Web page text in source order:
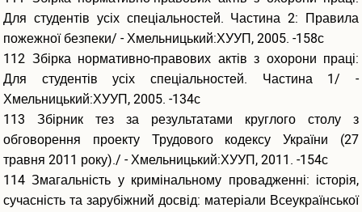
Для студентів усіх спеціальностей. Частина 2: Правила
пожежної безпеки/ - Хмельницький:ХУУП, 2005. -158с
112 Збірка нормативно-правових актів з охорони праці:
Для студентів усіх спеціальностей. Частина 1/ -
Хмельницький:ХУУП, 2005. -134с
113 Збірник тез за результатами круглого столу з
обговорення проекту Трудового кодексу України (27
травня 2011 року)./ - Хмельницький:ХУУП, 2011. -154с
114 Змагальність у кримінальному провадженні: історія,
сучасність та зарубіжний досвід: матеріали Всеукраїнської